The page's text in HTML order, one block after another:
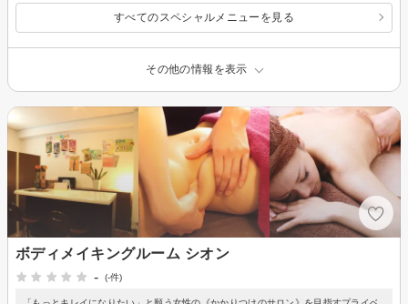
すべてのスペシャルメニューを見る
その他の情報を表示
ボディメイキングルーム シオン
-
(-件)